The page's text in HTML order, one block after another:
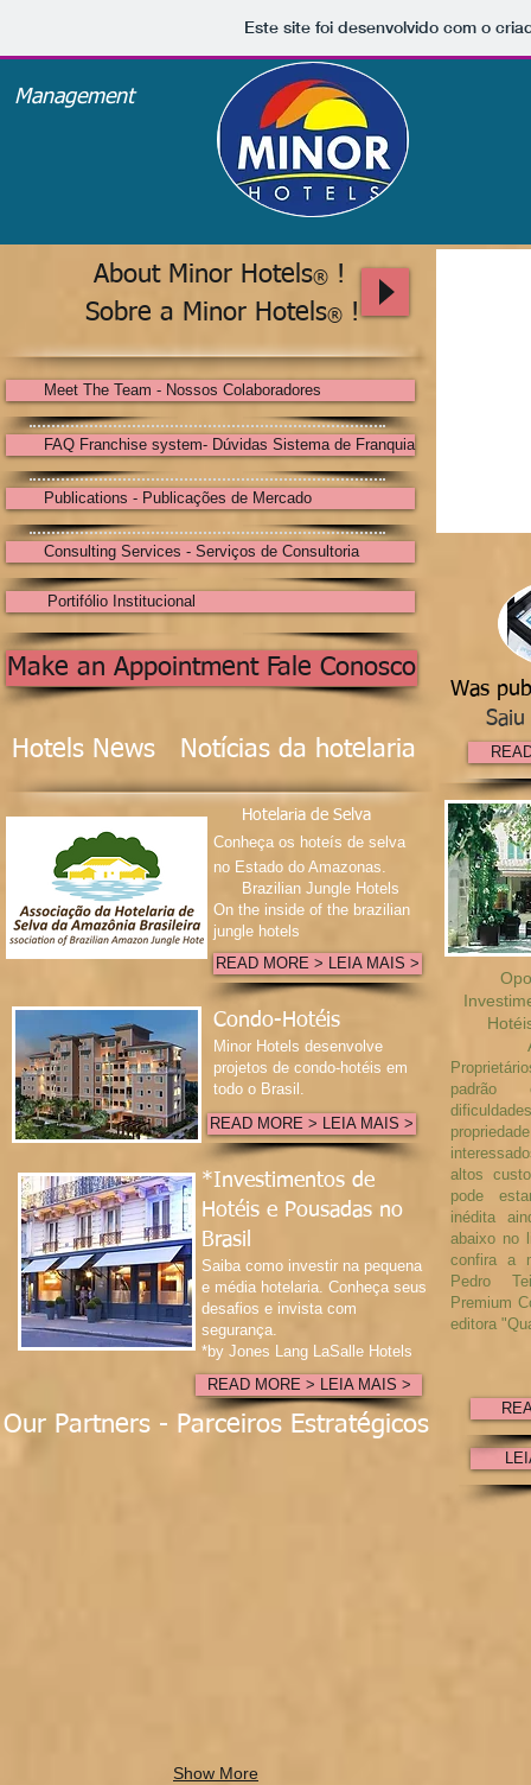
Este site foi desenvolvido com o
Management
Administração
About Minor Hotels®
!
Sobre a Minor Hotels® !
Meet The Team - Nossos Colaboradores
FAQ Franchise system- Dúvidas Sistema de Franquia
Publications - Publicações de Mercado
Consulting Services - Serviços de Consultoria
Portifólio Institucional
Make an Appointment Fale Conosco
Hotels News Notícias da hotelaria
Hotelaria de Selva
Conheça os hoteís de selva
no Estado do Amazonas.
​ Brazilian Jungle Hotels
On the inside of the brazilian
jungle hotels
READ MORE > LEIA MAIS >
Condo-Hotéis
Minor Hotels desenvolve
projetos de condo-hotéis em
todo o Brasil.
READ MORE > LEIA MAIS >
*Investimentos de
Hotéis e Pousadas no
Brasil
Saiba como investir na pequena
e média hotelaria. Conheça seus
desafios e invista com
segurança.
*by Jones Lang LaSalle Hotels
READ MORE > LEIA MAIS >
Our Partners - Parceiros Estratégicos
Show More
Was
Saiu
padrão
altos
pode
inédita
abaixo no
confira a
Pedro
Premium
editora